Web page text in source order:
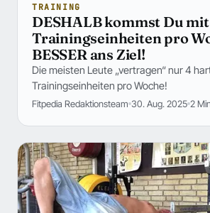
TRAINING
DESHALB kommst Du
Trainingseinheiten pro
BESSER ans Ziel!
Die meisten Leute „vertragen“ nur 4
Trainingseinheiten pro Woche!
Fitpedia Redaktionsteam 30. Aug. 2025 2